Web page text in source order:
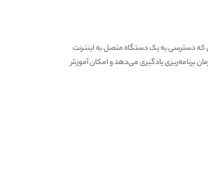
که دسترسی به یک دستگاه متصل به اینترنت
برنامه‌ریزی یادگیری می‌دهد و امکان آموزش